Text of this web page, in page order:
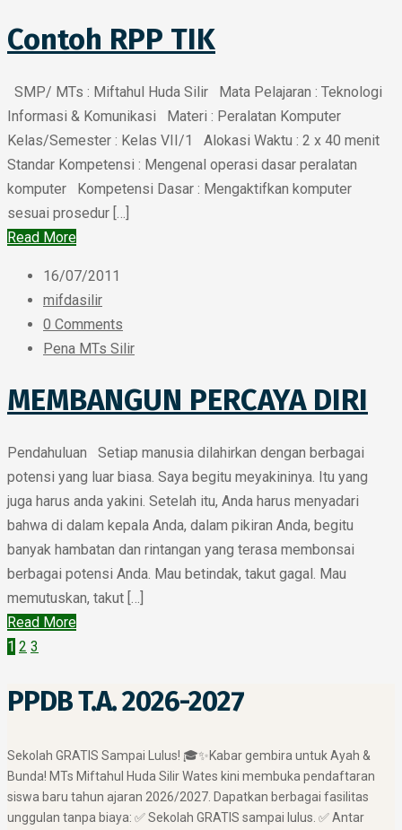
Contoh RPP TIK
SMP/ MTs : Miftahul Huda Silir Mata Pelajaran : Teknologi
Informasi & Komunikasi Materi : Peralatan Komputer
Kelas/Semester : Kelas VII/1 Alokasi Waktu : 2 x 40 menit
Standar Kompetensi : Mengenal operasi dasar peralatan
komputer Kompetensi Dasar : Mengaktifkan komputer
sesuai prosedur […]
Read More
16/07/2011
mifdasilir
0 Comments
Pena MTs Silir
MEMBANGUN PERCAYA DIRI
Pendahuluan Setiap manusia dilahirkan dengan berbagai
potensi yang luar biasa. Saya begitu meyakininya. Itu yang
juga harus anda yakini. Setelah itu, Anda harus menyadari
bahwa di dalam kepala Anda, dalam pikiran Anda, begitu
banyak hambatan dan rintangan yang terasa membonsai
berbagai potensi Anda. Mau betindak, takut gagal. Mau
memutuskan, takut […]
Read More
1 2 3
PPDB T.A. 2026-2027
​Sekolah GRATIS Sampai Lulus! 🎓✨ ​Kabar gembira untuk Ayah &
Bunda! MTs Miftahul Huda Silir Wates kini membuka pendaftaran
siswa baru tahun ajaran 2026/2027. Dapatkan berbagai fasilitas
unggulan tanpa biaya: ✅ Sekolah GRATIS sampai lulus. ✅ Antar